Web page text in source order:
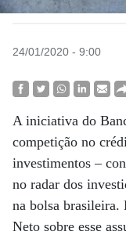
24/01/2020 - 9:00
A iniciativa do
competição no
investimentos –
no radar dos
na bolsa brasileira.
Neto sobre esse